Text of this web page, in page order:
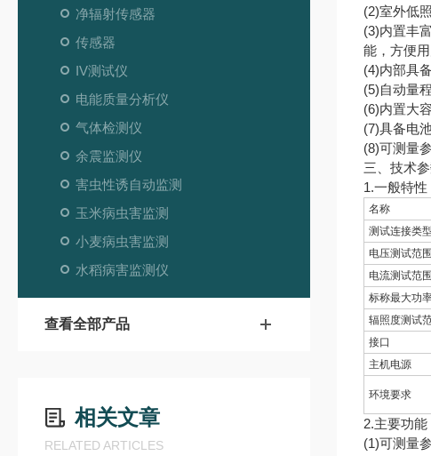
净辐射传感器
传感器
IV测试仪
电能质量分析仪
气体检测仪
余震监测仪
害虫性诱自动监测
玉米病虫害监测
小麦病虫害监测
水稻病害监测仪
查看全部产品
相关文章
RELATED ARTICLES
(2)室外低
(3)内置丰
能，方便
(4)内部具
(5)自动量
(6)内置大
(7)具备电
(8)可测量
三、技术
1.一般特性
名称
测试连接类型
电压测试范围
电流测试范围
标称最大功
辐照度测试
接口
主机电源
环境要求
2.主要功能
(1)可测量